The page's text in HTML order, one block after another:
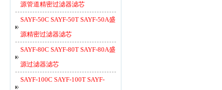
源管道精密过滤器滤芯
SAYF-50C SAYF-50T SAYF-50A盛
源精密过滤器滤芯
SAYF-80C SAYF-80T SAYF-80A盛
源过滤器滤芯
SAYF-100C SAYF-100T SAYF-